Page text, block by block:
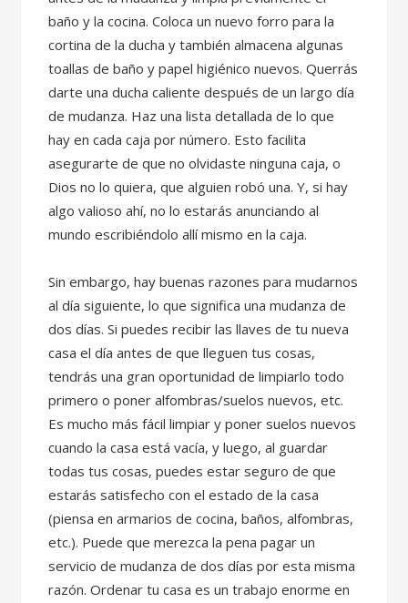
baño y la cocina. Coloca un nuevo forro para la
cortina de la ducha y también almacena algunas
toallas de baño y papel higiénico nuevos. Querrás
darte una ducha caliente después de un largo día
de mudanza. Haz una lista detallada de lo que
hay en cada caja por número. Esto facilita
asegurarte de que no olvidaste ninguna caja, o
Dios no lo quiera, que alguien robó una. Y, si hay
algo valioso ahí, no lo estarás anunciando al
mundo escribiéndolo allí mismo en la caja.
Sin embargo, hay buenas razones para mudarnos
al día siguiente, lo que significa una mudanza de
dos días. Si puedes recibir las llaves de tu nueva
casa el día antes de que lleguen tus cosas,
tendrás una gran oportunidad de limpiarlo todo
primero o poner alfombras/suelos nuevos, etc.
Es mucho más fácil limpiar y poner suelos nuevos
cuando la casa está vacía, y luego, al guardar
todas tus cosas, puedes estar seguro de que
estarás satisfecho con el estado de la casa
(piensa en armarios de cocina, baños, alfombras,
etc.). Puede que merezca la pena pagar un
servicio de mudanza de dos días por esta misma
razón. Ordenar tu casa es un trabajo enorme en